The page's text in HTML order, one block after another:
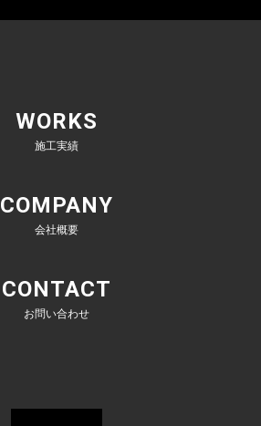
WORKS
施工実績
COMPANY
会社概要
CONTACT
お問い合わせ